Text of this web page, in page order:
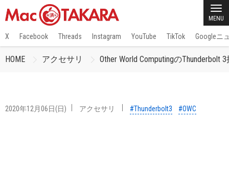
MENU
X Facebook Threads Instagram YouTube TikTok Googleニ
HOME アクセサリ Other World ComputingのThunderbolt
2020年12月06日(日) アクセサリ #Thunderbolt3 #OWC